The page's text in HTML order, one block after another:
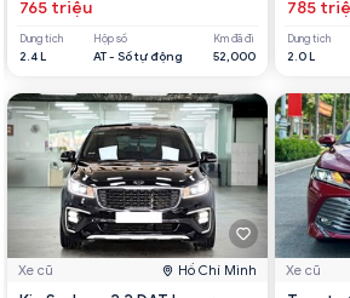
765 triệu
Dung tích
2.4 L
Hộp số
AT - Số tự động
Km đã đi
52,000
Xe cũ Hồ Chí Minh
785
Dung tích
2.0 L
Xe cũ